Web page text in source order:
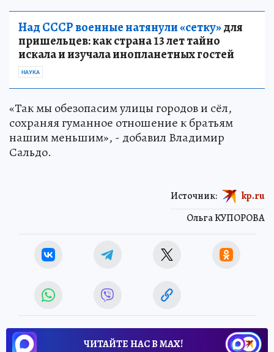
Над СССР военные натянули «сетку»для
пришельцев: как страна 13 лет тайно
искала и изучала инопланетных гостей
НАУКА
«Так мы обезопасим улицы городов и сёл,
сохраняя гуманное отношение к братьям
нашим меньшим», - добавил Владимир
Сальдо.
Ольга КУПОРОВА
Источник: kp.ru
ЧИТАЙТЕ НАС В МАХ!